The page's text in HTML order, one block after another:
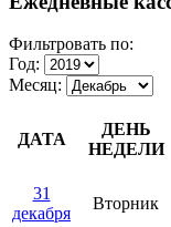
Фильтровать по:
Год:
Месяц:
ДАТА
ДЕНЬ
НЕДЕЛИ
31
декабря
Вторник